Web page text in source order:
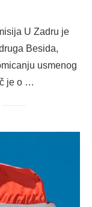
U Zadru je
Besida,
usmenog
je o …